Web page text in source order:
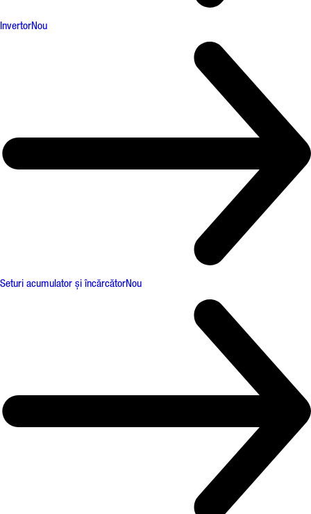
InvertorNou
Seturi acumulator și încărcătorNou